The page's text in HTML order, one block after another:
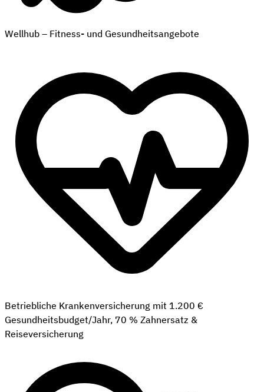
Wellhub – Fitness- und Gesundheitsangebote
Betriebliche Krankenversicherung mit 1.200 €
Gesundheitsbudget/Jahr, 70 % Zahnersatz &
Reiseversicherung